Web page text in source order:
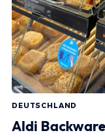
DEUTSCHLAND
Aldi